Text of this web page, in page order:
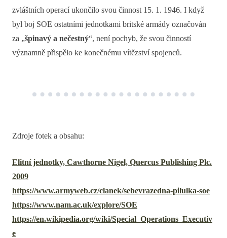
zvláštních operací ukončilo svou činnost 15. 1. 1946. I když
byl boj SOE ostatními jednotkami britské armády označován
za „špinavý a nečestný“, není pochyb, že svou činností
významně přispělo ke konečnému vítězství spojenců.
Zdroje fotek a obsahu:
Elitní jednotky, Cawthorne Nigel, Quercus Publishing Plc.
2009
https://www.armyweb.cz/clanek/sebevrazedna-pilulka-soe
https://www.nam.ac.uk/explore/SOE
https://en.wikipedia.org/wiki/Special_Operations_Executiv
e